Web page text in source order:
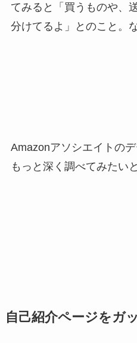
てみると「買うものや、
分けてるよ」とのこと。
Amazonアソシエイトの
もっと深く調べてみたい
自己紹介ページをガ